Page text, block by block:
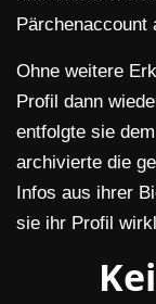
Pärchenaccount
Ohne weitere
Profil dann
entfolgte sie
archivierte die
Infos aus ihrer
sie ihr Profil